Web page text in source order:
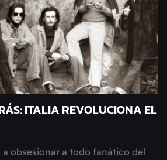
ITALIA REVOLUCIONA EL
a obsesionar a todo fanático del